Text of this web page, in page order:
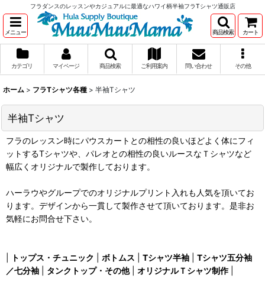
フラダンスのレッスンやカジュアルに最適なハワイ柄半袖フラTシャツ通販店
メニュー 商品検索 カート
カテゴリ マイページ 商品検索 ご利用案内 問い合わせ その他
ホーム > フラTシャツ各種 > 半袖Tシャツ
半袖Tシャツ
フラのレッスン時にパウスカートとの相性の良いほどよく体にフィ
ットするTシャツや、パレオとの相性の良いルースなＴシャツなど
幅広くオリジナルで製作しております。
ハーラウやグループでのオリジナルプリント入れも人気を頂いてお
ります。デザインから一貫して製作させて頂いております。是非お
気軽にお問合せ下さい。
トップス・チュニック ボトムス Tシャツ半袖
Tシャツ五分袖
／七分袖
タンクトップ・その他| オリジナルＴシャツ制作|